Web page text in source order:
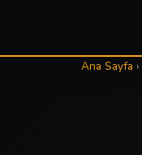
Ana Sayfa ›